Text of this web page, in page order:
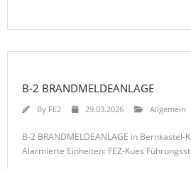
B-2 BRANDMELDEANLAGE
By FE2 29.03.2026 Allgemein
B-2 BRANDMELDEANLAGE in Bernkastel-
Alarmierte Einheiten: FEZ-Kues